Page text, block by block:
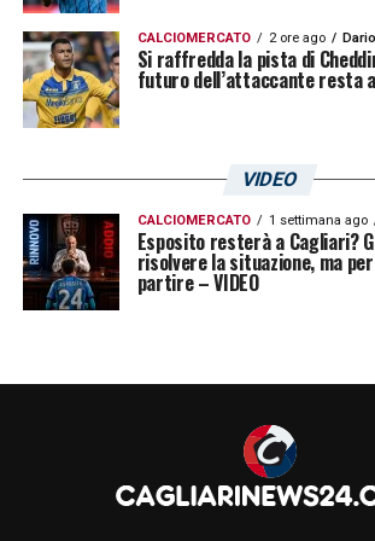
effettuare nemmeno una
la porta di Handanovic.
CALCIOMERCATO 2 ore ago
Si raffredda la pista di
futuro dell’attaccante resta
VIDEO
CALCIOMERCATO 1 settimana ago
Esposito resterà a Cagliari?
risolvere la situazione, ma
partire – VIDEO